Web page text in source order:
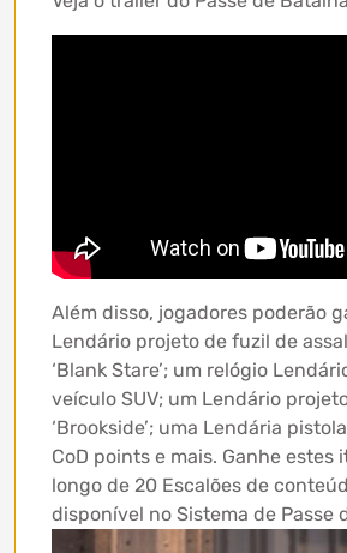
Além disso, jogadores poderão
Lendário projeto de fuzil de
‘Blank Stare’; um relógio
veículo SUV; um Lendário
‘Brookside’; uma Lendária
CoD points e mais. Ganhe estes
longo de 20 Escalões de
disponível no Sistema de Passe